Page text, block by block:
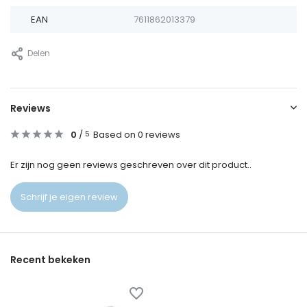
EAN 7611862013379
Delen
Reviews
0 / 5 Based on 0 reviews
Er zijn nog geen reviews geschreven over dit product..
Schrijf je eigen review
Recent bekeken